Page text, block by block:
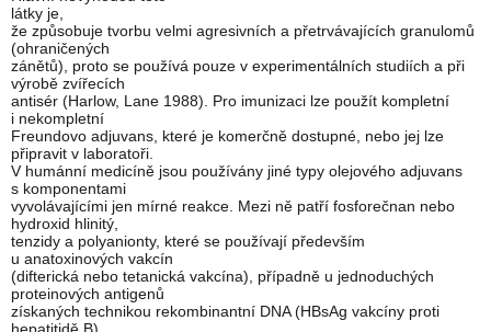
látky je,
že způsobuje tvorbu velmi agresivních a přetrvávajících granulomů
(ohraničených
zánětů), proto se používá pouze v experimentálních studiích a při
výrobě zvířecích
antisér (Harlow, Lane 1988). Pro imunizaci lze použít kompletní
i nekompletní
Freundovo adjuvans, které je komerčně dostupné, nebo jej lze
připravit v laboratoři.
V humánní medicíně jsou používány jiné typy olejového adjuvans
s komponentami
vyvolávajícími jen mírné reakce. Mezi ně patří fosforečnan nebo
hydroxid hlinitý,
tenzidy a polyanionty, které se používají především
u anatoxinových vakcín
(difterická nebo tetanická vakcína), případně u jednoduchých
proteinových antigenů
získaných technikou rekombinantní DNA (HBsAg vakcíny proti